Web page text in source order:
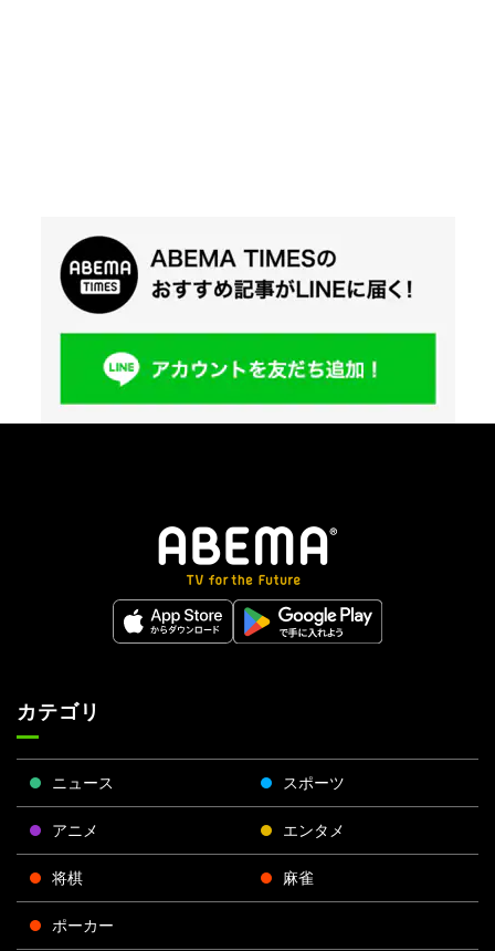
カテゴリ
ニュース スポーツ
アニメ エンタメ
将棋 麻雀
ポーカー